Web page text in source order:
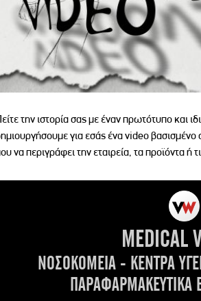
την ιστορία σας με έναν πρωτότυπο και
για εσάς ένα video βασισμένο
να περιγράφει την εταιρεία, τα προϊόντα ή
MEDICAL
ΝΟΣΟΚΟΜΕΙΑ - ΚΕΝΤΡΑ
ΠΑΡΑΦΑΡΜΑΚΕΥΤΙΚΑ